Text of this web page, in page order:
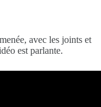
avec les joints et
est parlante.